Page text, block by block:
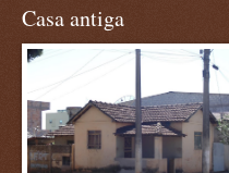
Casa antiga